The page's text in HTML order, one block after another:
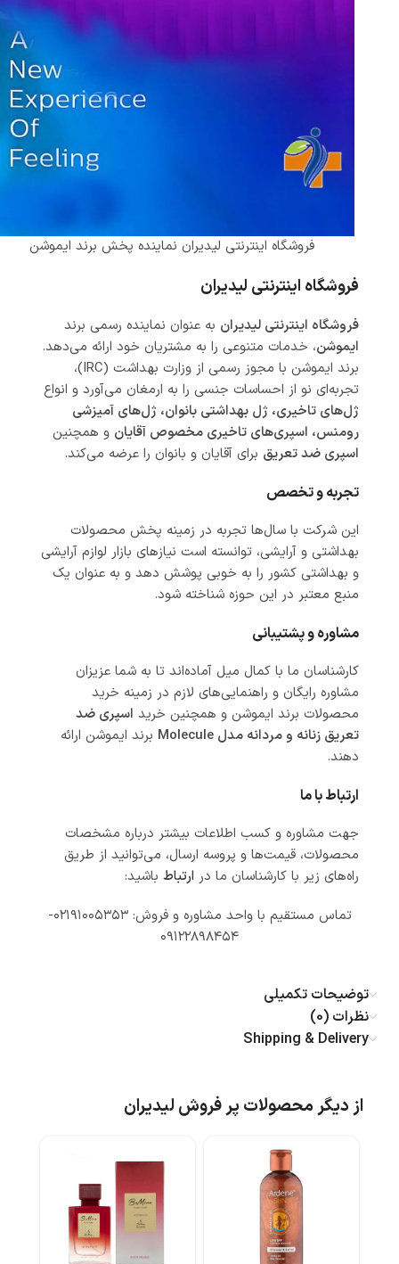
فروشگاه اینترنتی لیدیران نماینده پخش برند ایموشن
فروشگاه اینترنتی لیدیران
فروشگاه اینترنتی لیدیران به عنوان نماینده رسمی برند
ایموشن، خدمات متنوعی را به مشتریان خود ارائه می‌دهد.
برند ایموشن با مجوز رسمی از وزارت بهداشت (IRC)،
تجربه‌ای نو از احساسات جنسی را به ارمغان می‌آورد و انواع
ژل‌های تاخیری، ژل بهداشتی بانوان، ژل‌های آمیزشی
رومنس، اسپری‌های تاخیری مخصوص آقایان و همچنین
اسپری ضد تعریق برای آقایان و بانوان را عرضه می‌کند.
تجربه و تخصص
این شرکت با سال‌ها تجربه در زمینه پخش محصولات
بهداشتی و آرایشی، توانسته است نیازهای بازار لوازم آرایشی
و بهداشتی کشور را به خوبی پوشش دهد و به عنوان یک
منبع معتبر در این حوزه شناخته شود.
مشاوره و پشتیبانی
کارشناسان ما با کمال میل آماده‌اند تا به شما عزیزان
مشاوره رایگان و راهنمایی‌های لازم در زمینه خرید
محصولات برند ایموشن و همچنین خرید اسپری ضد
تعریق زنانه و مردانه مدل Molecule
برند ایموشن ارائه
دهند.
ارتباط با ما
جهت مشاوره و کسب اطلاعات بیشتر درباره مشخصات
محصولات، قیمت‌ها و پروسه ارسال، می‌توانید از طریق
راه‌های زیر با کارشناسان ما در ارتباط باشید:
تماس مستقیم با واحد مشاوره و فروش: ۰۲۱۹۱۰۰۵۳۵۳-
۰۹۱۲۲۸۹۸۴۵۴
توضیحات تکمیلی
نظرات (0)
Shipping & Delivery
از دیگر محصولات پر فروش لیدیران